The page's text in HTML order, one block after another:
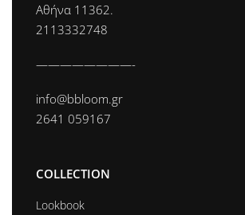
Αθήνα 11362.
2113332748
————————-
info@bbloom.gr
2641 059167
COLLECTION
Lookbook